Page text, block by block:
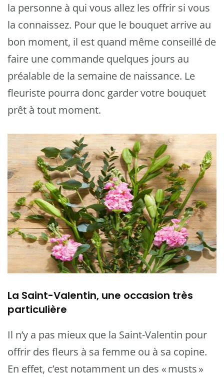
la personne à qui vous allez les offrir si vous
la connaissez. Pour que le bouquet arrive au
bon moment, il est quand même conseillé de
faire une commande quelques jours au
préalable de la semaine de naissance. Le
fleuriste pourra donc garder votre bouquet
prêt à tout moment.
La Saint-Valentin, une occasion très
particulière
Il n’y a pas mieux que la Saint-Valentin pour
offrir des fleurs à sa femme ou à sa copine.
En effet, c’est notamment un des « musts »